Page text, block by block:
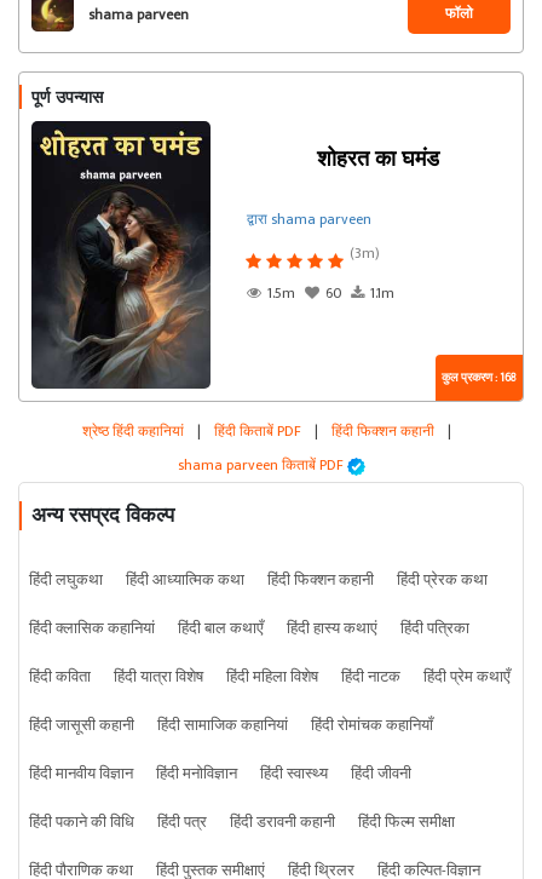
shama parveen फॉलो
पूर्ण उपन्यास
शोहरत का घमंड
द्वारा shama parveen
(3m)
1.5m
60 1.1m
कुल प्रकरण : 168
श्रेष्ठ हिंदी कहानियां | हिंदी किताबें PDF | हिंदी फिक्शन कहानी |
shama parveen किताबें PDF
अन्य रसप्रद विकल्प
हिंदी लघुकथा हिंदी आध्यात्मिक कथा हिंदी फिक्शन कहानी
हिंदी प्रेरक कथा
हिंदी क्लासिक कहानियां
हिंदी बाल कथाएँ हिंदी हास्य कथाएं
हिंदी पत्रिका
हिंदी कविता
हिंदी यात्रा विशेष हिंदी महिला विशेष हिंदी नाटक
हिंदी प्रेम कथाएँ
हिंदी जासूसी कहानी
हिंदी सामाजिक कहानियां
हिंदी रोमांचक कहानियाँ
हिंदी मानवीय विज्ञान
हिंदी मनोविज्ञान हिंदी स्वास्थ्य
हिंदी जीवनी
हिंदी पकाने की विधि
हिंदी पत्र हिंदी डरावनी कहानी
हिंदी फिल्म समीक्षा
हिंदी पौराणिक कथा
हिंदी पुस्तक समीक्षाएं हिंदी थ्रिलर हिंदी कल्पित-विज्ञान